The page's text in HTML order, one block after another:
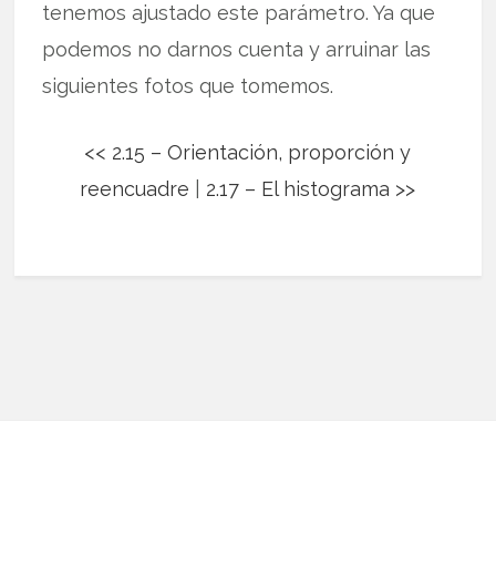
tenemos ajustado este parámetro. Ya que
podemos no darnos cuenta y arruinar las
siguientes fotos que tomemos.
<< 2.15 – Orientación, proporción y
reencuadre
2.17 – El histograma >>